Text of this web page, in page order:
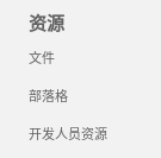
资源
文件
部落格
开发人员资源